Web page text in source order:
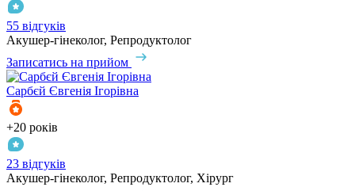
55 відгуків
Акушер-гінеколог, Репродуктолог
Записатись на прийом
Сарбєй Євгенія Ігорівна
+20 років
23 відгуків
Акушер-гінеколог, Репродуктолог, Хірург